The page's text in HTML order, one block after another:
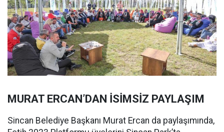
MURAT ERCAN’DAN İSİMSİZ PAYLAŞIM
Sincan Belediye Başkanı Murat Ercan da paylaşımında,